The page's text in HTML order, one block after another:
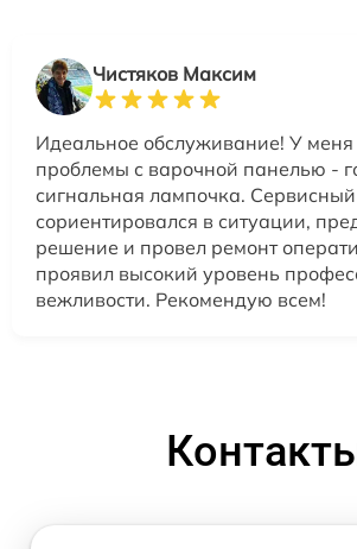
Чистяков Максим
Идеальное обслуживание! У меня
проблемы с варочной панелью -
сигнальная лампочка.
сориентировался в ситуации,
решение и провел ремонт
проявил высокий уровень
вежливости. Рекомендую всем!